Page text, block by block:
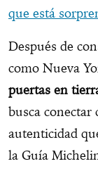
que está
Después de
como Nueva
puertas en
busca
autenticidad
la Guía